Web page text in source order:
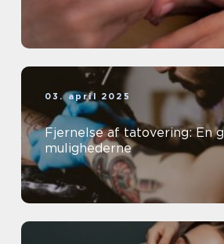
03. april 2025
Fjernelse af tatovering: En
mulighederne